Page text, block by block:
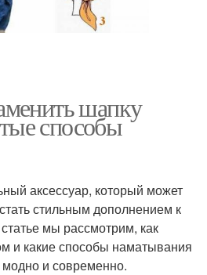
шапку
способы
аксессуар, который может
стильным дополнением к
мы рассмотрим, как
и какие способы наматывания
и современно.